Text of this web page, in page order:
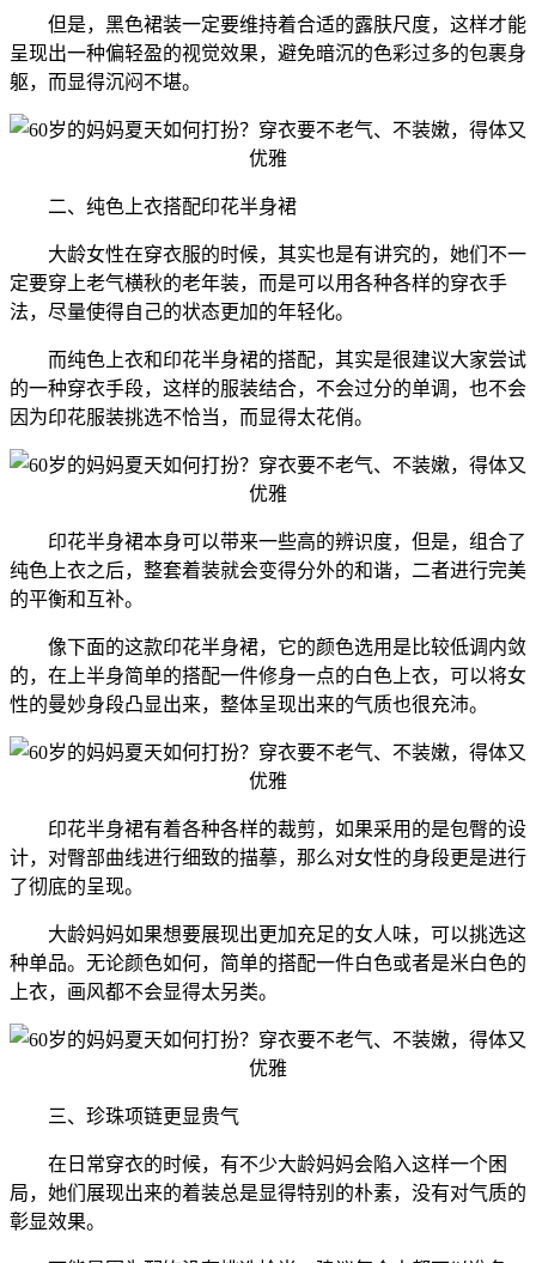
但是，黑色裙装一定要维持着合适的露肤尺度，这样才能
呈现出一种偏轻盈的视觉效果，避免暗沉的色彩过多的包裹身
躯，而显得沉闷不堪。
二、纯色上衣搭配印花半身裙
大龄女性在穿衣服的时候，其实也是有讲究的，她们不一
定要穿上老气横秋的老年装，而是可以用各种各样的穿衣手
法，尽量使得自己的状态更加的年轻化。
而纯色上衣和印花半身裙的搭配，其实是很建议大家尝试
的一种穿衣手段，这样的服装结合，不会过分的单调，也不会
因为印花服装挑选不恰当，而显得太花俏。
印花半身裙本身可以带来一些高的辨识度，但是，组合了
纯色上衣之后，整套着装就会变得分外的和谐，二者进行完美
的平衡和互补。
像下面的这款印花半身裙，它的颜色选用是比较低调内敛
的，在上半身简单的搭配一件修身一点的白色上衣，可以将女
性的曼妙身段凸显出来，整体呈现出来的气质也很充沛。
印花半身裙有着各种各样的裁剪，如果采用的是包臀的设
计，对臀部曲线进行细致的描摹，那么对女性的身段更是进行
了彻底的呈现。
大龄妈妈如果想要展现出更加充足的女人味，可以挑选这
种单品。无论颜色如何，简单的搭配一件白色或者是米白色的
上衣，画风都不会显得太另类。
三、珍珠项链更显贵气
在日常穿衣的时候，有不少大龄妈妈会陷入这样一个困
局，她们展现出来的着装总是显得特别的朴素，没有对气质的
彰显效果。